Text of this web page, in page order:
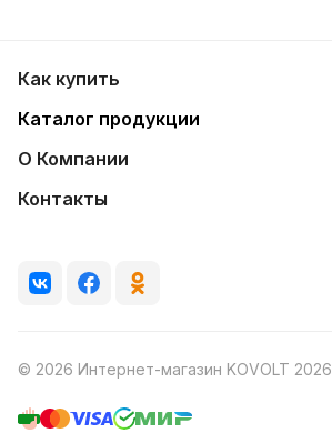
Как купить
Каталог продукции
О Компании
Контакты
© 2026 Интернет-магазин KOVOLT 2026